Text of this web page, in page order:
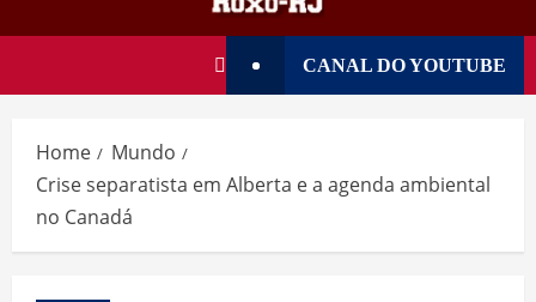
CANAL DO YOUTUBE
Home
Mundo
Crise separatista em Alberta e a agenda ambiental
no Canadá